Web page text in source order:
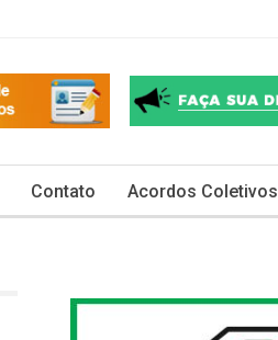
Contato Acordos Coletivos